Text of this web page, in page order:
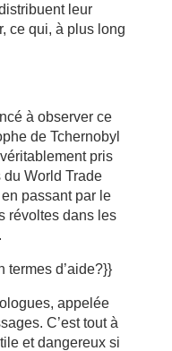
leur
ce qui, à plus long
à observer ce
de Tchernobyl
pris
du World Trade
passant par le
révoltes dans les
termes d’aide?}}
appelée
C’est tout à
et dangereux si